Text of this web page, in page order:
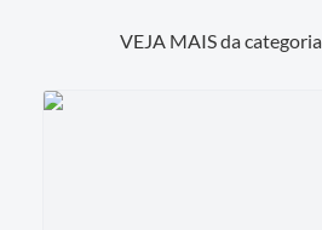
VEJA MAIS da categoria